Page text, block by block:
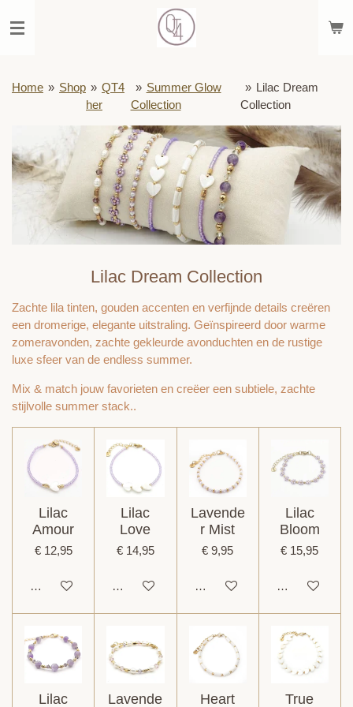
direct
hoofdinhoud
Home » Shop » QT4
her
» Summer Glow
Collection
» Lilac Dream
Collection
Lilac Dream Collection
Zachte lila tinten, gouden accenten en verfijnde details creëren
een dromerige, elegante uitstraling. Geïnspireerd door warme
zomeravonden, zachte gekleurde avonduchten en de rustige
luxe sfeer van de endless summer.
Mix & match jouw favorieten en creëer een subtiele, zachte
stijlvolle summer stack..
Lilac
Amour
€ 12,95
In winkelwagen
Lilac
Love
€ 14,95
In winkelwagen
Lavende
r Mist
€ 9,95
In winkelwagen
Lilac
Bloom
€ 15,95
In
Lilac Lavende Heart True